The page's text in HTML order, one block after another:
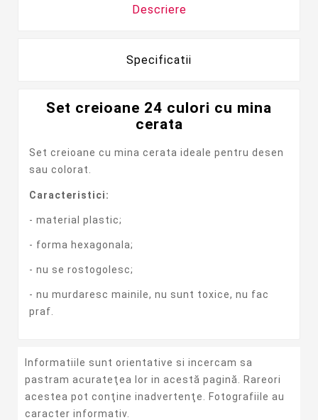
Descriere
Specificatii
Set creioane 24 culori cu mina
cerata
Set creioane cu mina cerata ideale pentru desen
sau colorat.
Caracteristici:
- material plastic;
- forma hexagonala;
- nu se rostogolesc;
- nu murdaresc mainile, nu sunt toxice, nu fac
praf.
Informatiile sunt orientative si incercam sa
pastram acurateţea lor in acestă pagină. Rareori
acestea pot conţine inadvertenţe. Fotografiile au
caracter informativ.